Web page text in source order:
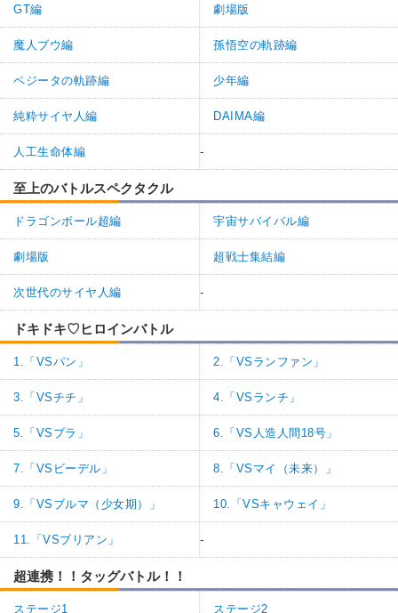
GT編 劇場版
魔人ブウ編 孫悟空の軌跡編
ベジータの軌跡編 少年編
純粋サイヤ人編 DAIMA編
人工生命体編 -
至上のバトルスペクタクル
ドラゴンボール超編 宇宙サバイバル編
劇場版 超戦士集結編
次世代のサイヤ人編 -
ドキドキ♡ヒロインバトル
1.「VSパン」 2.「VSランファン」
3.「VSチチ」 4.「VSランチ」
5.「VSブラ」 6.「VS人造人間18号」
7.「VSビーデル」 8.「VSマイ（未来）」
9.「VSブルマ（少女期）」 10.「VSキャウェイ」
11.「VSブリアン」 -
超連携！！タッグバトル！！
ステージ1 ステージ2